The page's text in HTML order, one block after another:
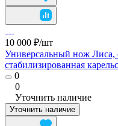
10 000 ₽/шт
Универсальный нож Лиса,
стабилизированная
0
0
Уточнить наличие
Уточнить наличие